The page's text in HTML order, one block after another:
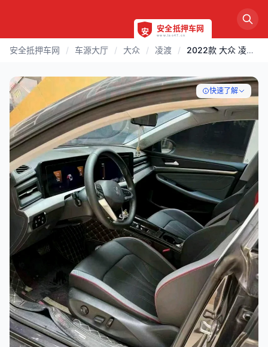
安全抵押车网 / 车源大厅 / 大众 / 凌渡 / 2022款 大众 凌渡 | 安庆
快速了解